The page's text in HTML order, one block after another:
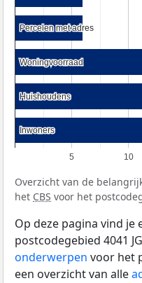
5 10
Percelen met adres
Percelen met adres
Woningvoorraad
Woningvoorraad
Huishoudens
Huishoudens
Inwoners
Inwoners
Overzicht van de
het CBS voor het
Op deze pagina vind je
postcodegebied 4041
onderwerpen voor het
een overzicht van alle